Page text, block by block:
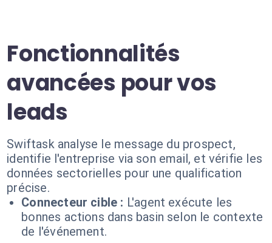
Fonctionnalités
avancées pour vos
leads
Swiftask analyse le message du prospect,
identifie l'entreprise via son email, et vérifie les
données sectorielles pour une qualification
précise.
Connecteur cible : L'agent exécute les
bonnes actions dans basin selon le contexte
de l'événement.